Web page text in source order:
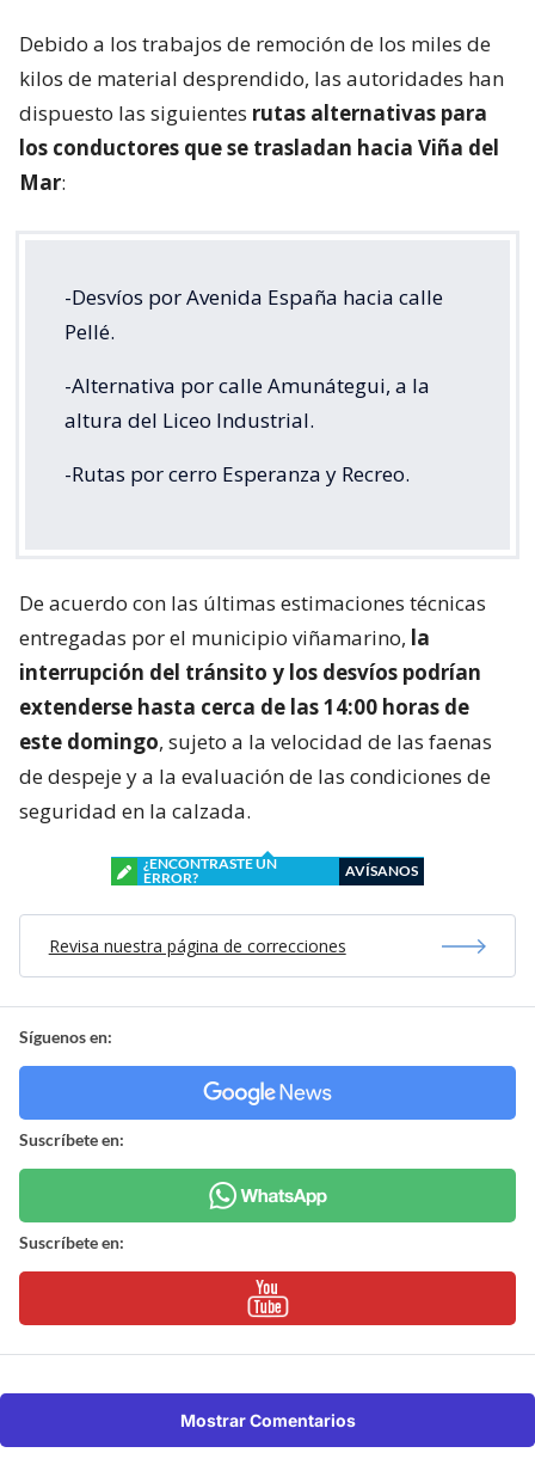
Debido a los trabajos de remoción de los miles de
kilos de material desprendido, las autoridades han
dispuesto las siguientes rutas alternativas para
los conductores que se trasladan hacia Viña del
Mar:
-Desvíos por Avenida España hacia calle
Pellé.
-Alternativa por calle Amunátegui, a la
altura del Liceo Industrial.
-Rutas por cerro Esperanza y Recreo.
De acuerdo con las últimas estimaciones técnicas
entregadas por el municipio viñamarino, la
interrupción del tránsito y los desvíos podrían
extenderse hasta cerca de las 14:00 horas de
este domingo, sujeto a la velocidad de las faenas
de despeje y a la evaluación de las condiciones de
seguridad en la calzada.
¿ENCONTRASTE UN
ERROR?
AVÍSANOS
Revisa nuestra página de correcciones
Síguenos en:
Suscríbete en:
Suscríbete en:
Mostrar Comentarios